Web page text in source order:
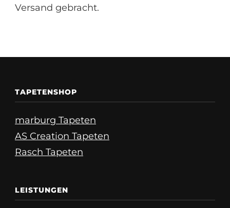
Versand gebracht.
TAPETENSHOP
marburg Tapeten
AS Creation Tapeten
Rasch Tapeten
LEISTUNGEN